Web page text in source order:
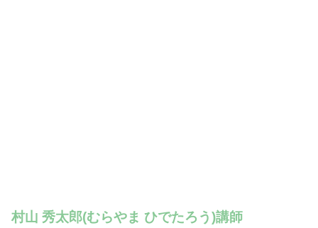
村山 秀太郎(むらやま ひでたろう)講師